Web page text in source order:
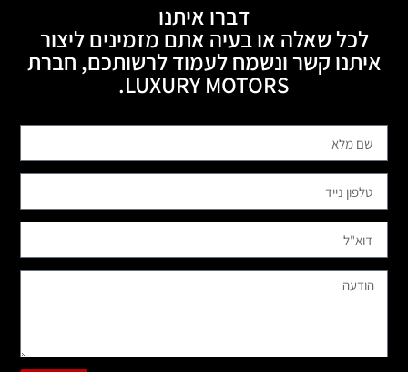
דברו איתנו
לכל שאלה או בעיה אתם מזמינים ליצור
איתנו קשר ונשמח לעמוד לרשותכם, חברת
LUXURY MOTORS.